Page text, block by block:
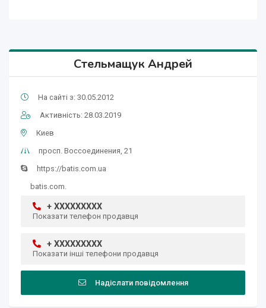
Стельмащук Андрей
На сайті з: 30.05.2012
Активність: 28.03.2019
Киев
просп. Воссоединения, 21
https://batis.com.ua
batis.com.
+ XXXXXXXXX
Показати телефон продавця
+ XXXXXXXXX
Показати інші телефони продавця
Надіслати повідомлення